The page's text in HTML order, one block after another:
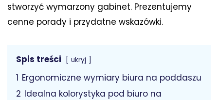
stworzyć wymarzony gabinet. Prezentujemy
cenne porady i przydatne wskazówki.
Spis treści ukryj
1 Ergonomiczne wymiary biura na poddaszu
2 Idealna kolorystyka pod biuro na